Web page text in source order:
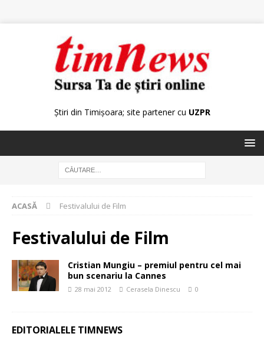
Știri din Timișoara; site partener cu UZPR
ACASĂ Festivalului de Film
Festivalului de Film
Cristian Mungiu – premiul pentru cel mai
bun scenariu la Cannes
28 mai 2012 Cerasela Dinescu 0
EDITORIALELE TIMNEWS